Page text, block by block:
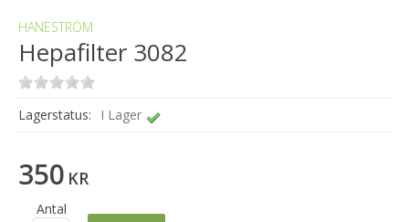
HANESTRÖM
Hepafilter 3082
Lagerstatus: I Lager
350 KR
Antal